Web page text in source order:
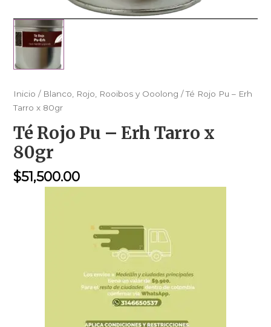
Inicio / Blanco, Rojo, Rooibos y Ooolong / Té Rojo Pu – Erh
Tarro x 80gr
Té Rojo Pu – Erh Tarro x
80gr
$51,500.00